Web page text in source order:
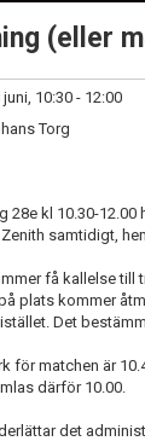
(eller
10:30 - 12:00
Torg
28e kl 10.30-12.00
samtidigt,
få kallelse till
plats kommer
Det
för matchen är
därför 10.00.
det